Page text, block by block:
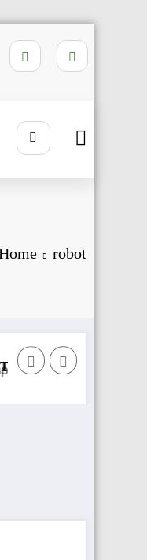
robot
introduce o